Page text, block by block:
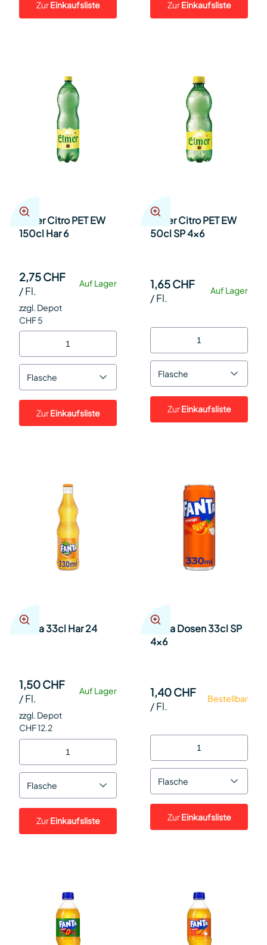
ZurEinkaufsliste ZurEinkaufsliste
Elmer Citro PET EW
150cl Har 6
Auf Lager
2,75 CHF
/Fl.
zzgl. Depot
CHF 5
Flasche
ZurEinkaufsliste
Elmer Citro PET EW
50cl SP 4x6
Auf Lager
1,65 CHF
/Fl.
Flasche
ZurEinkaufsliste
Fanta 33cl Har 24
Auf Lager
1,50 CHF
/Fl.
zzgl. Depot
CHF 12.2
Flasche
ZurEinkaufsliste
Fanta Dosen 33cl SP
4x6
Bestellbar
1,40 CHF
/Fl.
Flasche
ZurEinkaufsliste